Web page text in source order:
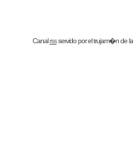
Canalrssservido por eltrujam�nde